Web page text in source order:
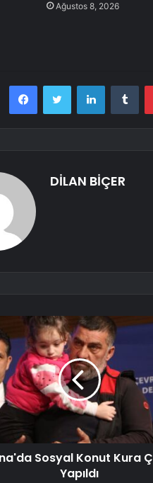
Ağustos 8, 2026
FacebookTwitter LinkedIn
DİLAN BİÇER
Sosyal Konut Kura
Yapıldı